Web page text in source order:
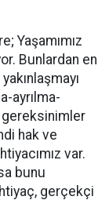
Yaşamımız
Bunlardan en
ayrılma-
gereksinimler
hak ve
var.
bunu
gerçekçi